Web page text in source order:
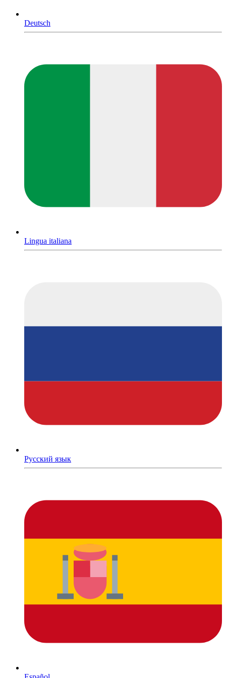
Deutsch
Lingua italiana
Русский язык